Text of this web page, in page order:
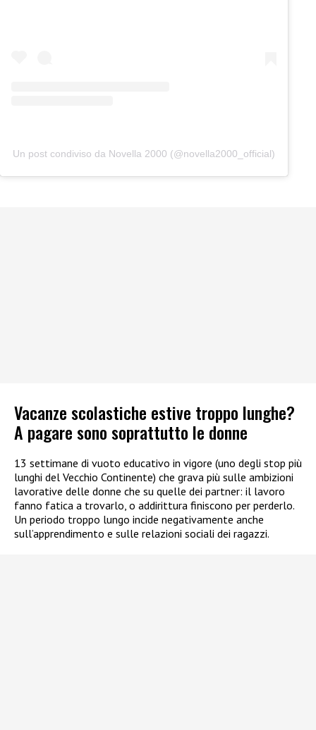
Un post condiviso da Novella 2000 (@novella2000_official)
Vacanze scolastiche estive troppo lunghe?
A pagare sono soprattutto le donne
13 settimane di vuoto educativo in vigore (uno degli stop più
lunghi del Vecchio Continente) che grava più sulle ambizioni
lavorative delle donne che su quelle dei partner: il lavoro
fanno fatica a trovarlo, o addirittura finiscono per perderlo.
Un periodo troppo lungo incide negativamente anche
sull’apprendimento e sulle relazioni sociali dei ragazzi.